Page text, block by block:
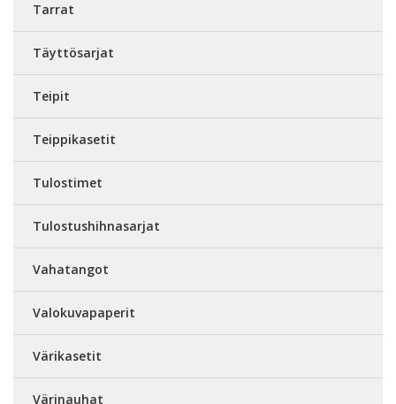
Tarrat
Täyttösarjat
Teipit
Teippikasetit
Tulostimet
Tulostushihnasarjat
Vahatangot
Valokuvapaperit
Värikasetit
Värinauhat